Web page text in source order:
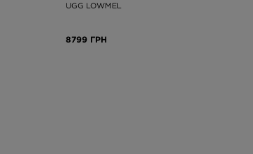
UGG LOWMEL
8799 ГРН